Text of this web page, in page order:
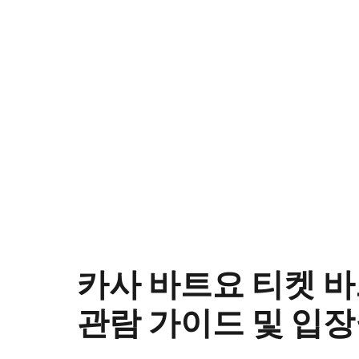
카사 바트요 티켓
관람 가이드 및 입